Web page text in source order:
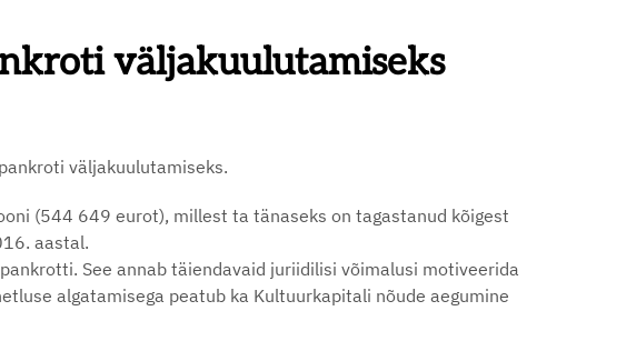
väljakuulutamiseks
väljakuulutamiseks.
(544 649 eurot), millest ta tänaseks on tagastanud kõigest
aastal.
See annab täiendavaid juriidilisi võimalusi motiveerida
algatamisega peatub ka Kultuurkapitali nõude aegumine